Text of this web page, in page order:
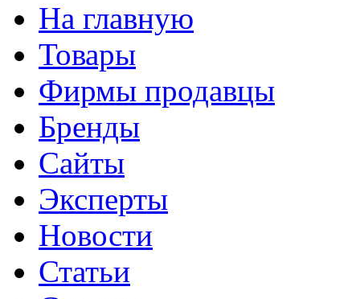
На главную
Товары
Фирмы продавцы
Бренды
Сайты
Эксперты
Новости
Статьи